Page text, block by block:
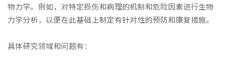
物力学。例如，对特定损伤和病理的机制和危险因素进行生物
力学分析，以便在此基础上制定有针对性的预防和康复措施。
具体研究领域和问题有：